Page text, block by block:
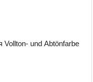
Vollton- und Abtönfarbe